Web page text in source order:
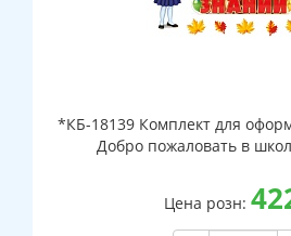
*КБ-18139 Комплект для
Добро пожаловать в
Цена розн: